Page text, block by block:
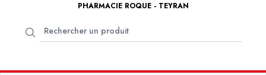
PHARMACIE ROQUE - TEYRAN